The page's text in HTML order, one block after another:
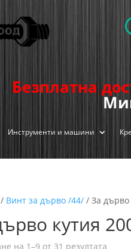
Безплатна
Инструменти и машини
/ Винт за дърво /44/ / За дърво
кутия
на 1–9 от 31 резултата